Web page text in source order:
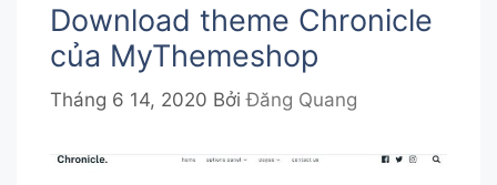
Download theme Chronicle
của MyThemeshop
Tháng 6 14, 2020 BởiĐăng Quang